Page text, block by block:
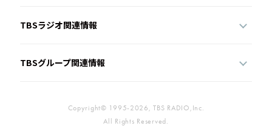
TBSラジオ関連情報
TBSグループ関連情報
Copyright© 1995-2026, TBS RADIO,Inc.
All Rights Reserved.